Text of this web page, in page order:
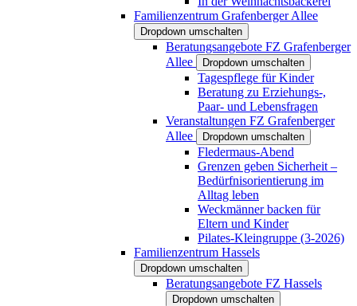
Familienzentrum Grafenberger Allee
Dropdown umschalten
Beratungsangebote FZ Grafenberger
Allee
Dropdown umschalten
Tagespflege für Kinder
Beratung zu Erziehungs-,
Paar- und Lebensfragen
Veranstaltungen FZ Grafenberger
Allee
Dropdown umschalten
Fledermaus-Abend
Grenzen geben Sicherheit –
Bedürfnisorientierung im
Alltag leben
Weckmänner backen für
Eltern und Kinder
Pilates-Kleingruppe (3-2026)
Familienzentrum Hassels
Dropdown umschalten
Beratungsangebote FZ Hassels
Dropdown umschalten